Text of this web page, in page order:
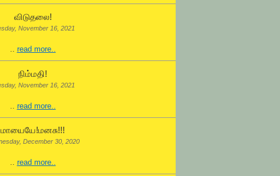
விடுதலை!
November 16, 2021
.. read more..
நிம்மதி!
November 16, 2021
read more..
மாயையே!மனசு!!!
December 30, 2020
.. read more..